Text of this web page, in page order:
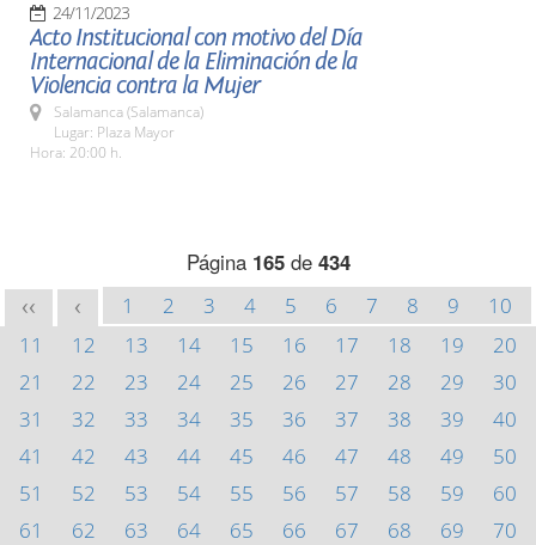
24/11/2023
Acto Institucional con motivo del Día
Internacional de la Eliminación de la
Violencia contra la Mujer
Salamanca (Salamanca)
Lugar: Plaza Mayor
Hora: 20:00 h.
Página 165de 434
<< < 1 2 3 4 5 6 7 8 9
10
11
12 13 14 15 16 17 18 19
20
21
22 23 24 25 26 27 28 29
30
31
32 33 34 35 36 37 38 39
40
41
42 43 44 45 46 47 48 49
50
51
52 53 54 55 56 57 58 59
60
61
62 63 64 65 66 67 68 69
70